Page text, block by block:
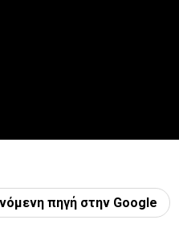
πηγή στην Google